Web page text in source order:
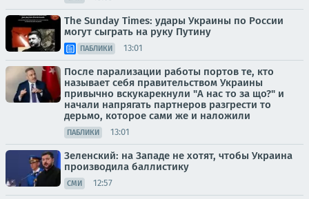
The Sunday Times: удары Украины по России
могут сыграть на руку Путину
ПАБЛИКИ 13:01
После парализации работы портов те, кто
называет себя правительством Украины
привычно вскукарекнули "А нас то за що?" и
начали напрягать партнеров разгрести то
дерьмо, которое сами же и наложили
ПАБЛИКИ 13:01
Зеленский: на Западе не хотят, чтобы Украина
производила баллистику
СМИ 12:57